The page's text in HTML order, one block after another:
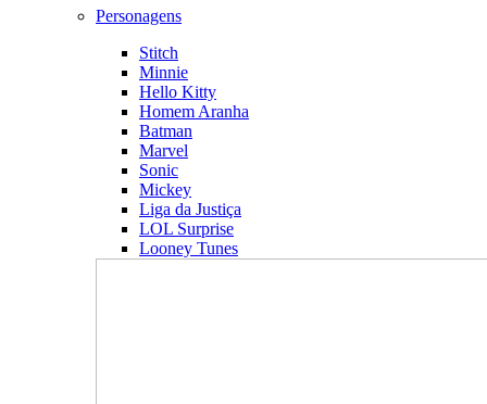
Personagens
Stitch
Minnie
Hello Kitty
Homem Aranha
Batman
Marvel
Sonic
Mickey
Liga da Justiça
LOL Surprise
Looney Tunes